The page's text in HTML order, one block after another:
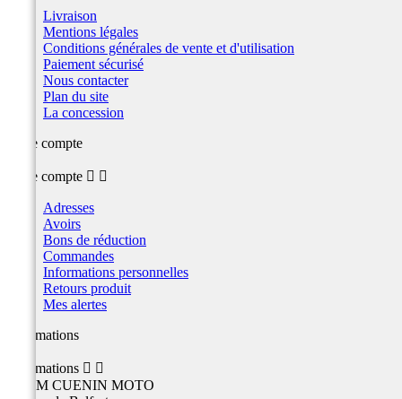
Livraison
Mentions légales
Conditions générales de vente et d'utilisation
Paiement sécurisé
Nous contacter
Plan du site
La concession
Votre compte
Votre compte  
Adresses
Avoirs
Bons de réduction
Commandes
Informations personnelles
Retours produit
Mes alertes
Informations
Informations  
TEAM CUENIN MOTO